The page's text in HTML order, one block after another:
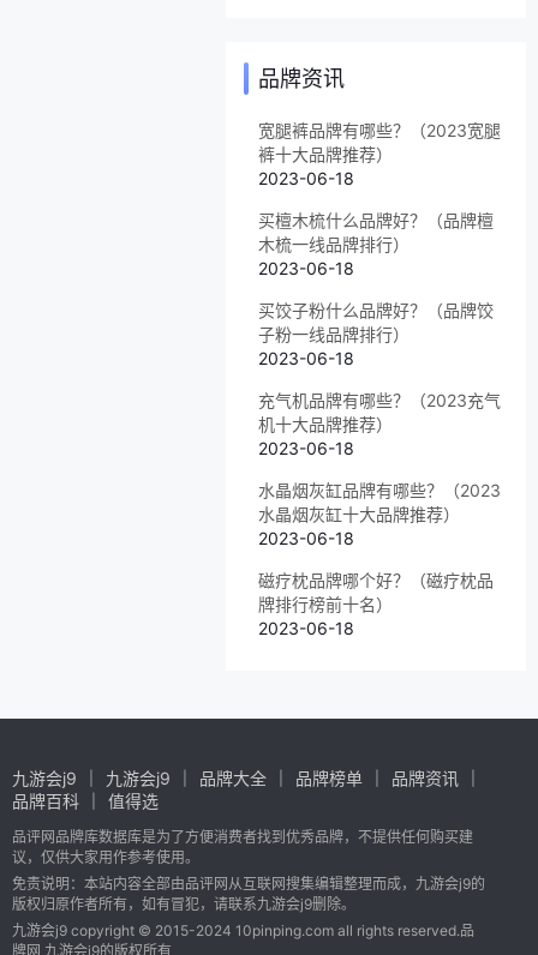
品牌资讯
宽腿裤品牌有哪些？（2023宽腿
裤十大品牌推荐）
2023-06-18
买檀木梳什么品牌好？（品牌檀
木梳一线品牌排行）
2023-06-18
买饺子粉什么品牌好？（品牌饺
子粉一线品牌排行）
2023-06-18
充气机品牌有哪些？（2023充气
机十大品牌推荐）
2023-06-18
水晶烟灰缸品牌有哪些？（2023
水晶烟灰缸十大品牌推荐）
2023-06-18
磁疗枕品牌哪个好？（磁疗枕品
牌排行榜前十名）
2023-06-18
九游会j9 九游会j9 品牌大全 品牌榜单
品牌资讯
品牌百科
值得选
品评网品牌库数据库是为了方便消费者找到优秀品牌，不提供任何购买建
议，仅供大家用作参考使用。
免责说明：本站内容全部由品评网从互联网搜集编辑整理而成，九游会j9的
版权归原作者所有，如有冒犯，请联系九游会j9删除。
九游会j9 copyright © 2015-2024 10pinping.com all rights reserved.品
牌网 九游会j9的版权所有